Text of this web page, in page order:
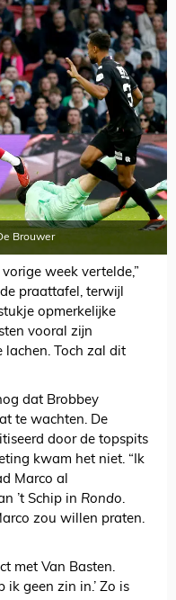
Brouwer
week vertelde,”
praattafel, terwijl
opmerkelijke
vooral zijn
lachen. Toch zal dit
dat Brobbey
te wachten. De
door de topspits
kwam het niet. “Ik
Marco al
’t Schip in Rondo.
zou willen praten.
met Van Basten.
ik geen zin in.’ Zo is